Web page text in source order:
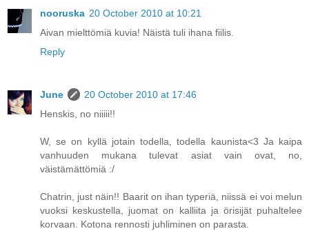
nooruska 20 October 2010 at 10:21
Aivan mielttömiä kuvia! Näistä tuli ihana fiilis.
Reply
June
20 October 2010 at 17:46
Henskis, no niiiii!!
W, se on kyllä jotain todella, todella kaunista<3 Ja kaipa
vanhuuden mukana tulevat asiat vain ovat, no,
väistämättömiä :/
Chatrin, just näin!! Baarit on ihan typeriä, niissä ei voi melun
vuoksi keskustella, juomat on kalliita ja örisijät puhaltelee
korvaan. Kotona rennosti juhliminen on parasta.